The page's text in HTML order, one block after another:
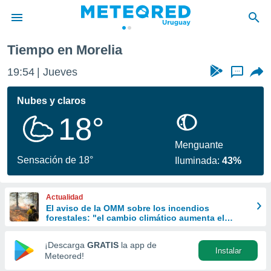
de
ha
calidad.
a este
las
y
forma
digital
basada
Tiempo en Morelia
19:54 Jueves ...
Nubes y claros
18°
Sensación de 18°
Menguante
Iluminada:43%
Actualidad
El aviso de la OMM sobre los incendios
forestales: "el cambio climático aumenta el
¡Descarga GRATIS la app de
Meteored!
Instalar